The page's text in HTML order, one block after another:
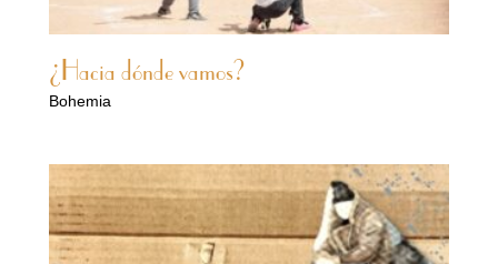
¿Hacia dónde vamos?
Bohemia